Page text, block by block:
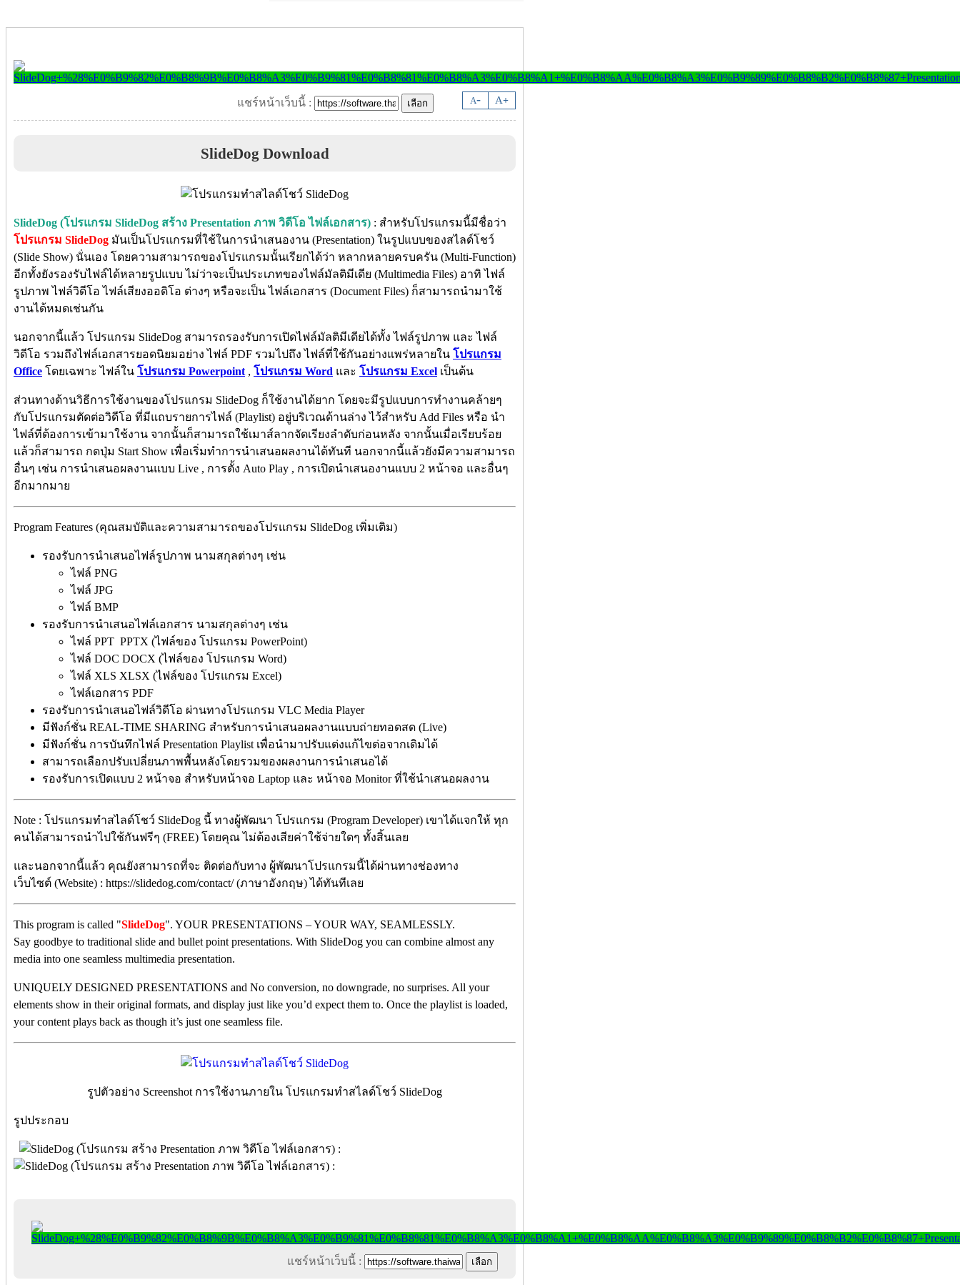
A- A+
แชร์หน้าเว็บนี้ :
SlideDog Download
SlideDog (โปรแกรม SlideDog สร้าง Presentation ภาพ วิดีโอ ไฟล์เอกสาร) : สำหรับโปรแกรมนี้มีชื่อว่า
โปรแกรม SlideDog มันเป็นโปรแกรมที่ใช้ในการนำเสนองาน (Presentation) ในรูปแบบของสไลด์โชว์
(Slide Show) นั่นเอง โดยความสามารถของโปรแกรมนั้นเรียกได้ว่า หลากหลายครบครัน (Multi-Function)
อีกทั้งยังรองรับไฟล์ได้หลายรูปแบบ ไม่ว่าจะเป็นประเภทของไฟล์มัลติมีเดีย (Multimedia Files) อาทิ ไฟล์
รูปภาพ ไฟล์วิดีโอ ไฟล์เสียงออดิโอ ต่างๆ หรือจะเป็น ไฟล์เอกสาร (Document Files) ก็สามารถนำมาใช้
งานได้หมดเช่นกัน
นอกจากนี้แล้ว โปรแกรม SlideDog สามารถรองรับการเปิดไฟล์มัลติมีเดียได้ทั้ง ไฟล์รูปภาพ และ ไฟล์
วิดีโอ รวมถึงไฟล์เอกสารยอดนิยมอย่าง ไฟล์ PDF รวมไปถึง ไฟล์ที่ใช้กันอย่างแพร่หลายใน โปรแกรม
Office โดยเฉพาะ ไฟล์ใน โปรแกรม Powerpoint , โปรแกรม Word และ โปรแกรม Excel เป็นต้น
ส่วนทางด้านวิธีการใช้งานของโปรแกรม SlideDog ก็ใช้งานได้ยาก โดยจะมีรูปแบบการทำงานคล้ายๆ
กับโปรแกรมตัดต่อวิดีโอ ที่มีแถบรายการไฟล์ (Playlist) อยู่บริเวณด้านล่าง ไว้สำหรับ Add Files หรือ นำ
ไฟล์ที่ต้องการเข้ามาใช้งาน จากนั้นก็สามารถใช้เมาส์ลากจัดเรียงลำดับก่อนหลัง จากนั้นเมื่อเรียบร้อย
แล้วก็สามารถ กดปุ่ม Start Show เพื่อเริ่มทำการนำเสนอผลงานได้ทันที นอกจากนี้แล้วยังมีความสามารถ
อื่นๆ เช่น การนำเสนอผลงานแบบ Live , การตั้ง Auto Play , การเปิดนำเสนองานแบบ 2 หน้าจอ และอื่นๆ
อีกมากมาย
Program Features (คุณสมบัติและความสามารถของโปรแกรม SlideDog เพิ่มเติม)
รองรับการนำเสนอไฟล์รูปภาพ นามสกุลต่างๆ เช่น
ไฟล์ PNG
ไฟล์ JPG
ไฟล์ BMP
รองรับการนำเสนอไฟล์เอกสาร นามสกุลต่างๆ เช่น
ไฟล์ PPT PPTX (ไฟล์ของ โปรแกรม PowerPoint)
ไฟล์ DOC DOCX (ไฟล์ของ โปรแกรม Word)
ไฟล์ XLS XLSX (ไฟล์ของ โปรแกรม Excel)
ไฟล์เอกสาร PDF
รองรับการนำเสนอไฟล์วิดีโอ ผ่านทางโปรแกรม VLC Media Player
มีฟังก์ชั่น REAL-TIME SHARING สำหรับการนำเสนอผลงานแบบถ่ายทอดสด (Live)
มีฟังก์ชั่น การบันทึกไฟล์ Presentation Playlist เพื่อนำมาปรับแต่งแก้ไขต่อจากเดิมได้
สามารถเลือกปรับเปลี่ยนภาพพื้นหลังโดยรวมของผลงานการนำเสนอได้
รองรับการเปิดแบบ 2 หน้าจอ สำหรับหน้าจอ Laptop และ หน้าจอ Monitor ที่ใช้นำเสนอผลงาน
Note : โปรแกรมทำสไลด์โชว์ SlideDog นี้ ทางผู้พัฒนา โปรแกรม (Program Developer) เขาได้แจกให้ ทุก
คนได้สามารถนำไปใช้กันฟรีๆ (FREE) โดยคุณ ไม่ต้องเสียค่าใช้จ่ายใดๆ ทั้งสิ้นเลย
และนอกจากนี้แล้ว คุณยังสามารถที่จะ ติดต่อกับทาง ผู้พัฒนาโปรแกรมนี้ได้ผ่านทางช่องทาง
เว็บไซต์ (Website) : https://slidedog.com/contact/ (ภาษาอังกฤษ) ได้ทันทีเลย
This program is called "SlideDog". YOUR PRESENTATIONS – YOUR WAY, SEAMLESSLY.
Say goodbye to traditional slide and bullet point presentations. With SlideDog you can combine almost any
media into one seamless multimedia presentation.
UNIQUELY DESIGNED PRESENTATIONS and No conversion, no downgrade, no surprises. All your
elements show in their original formats, and display just like you’d expect them to. Once the playlist is loaded,
your content plays back as though it’s just one seamless file.
รูปตัวอย่าง Screenshot การใช้งานภายใน โปรแกรมทำสไลด์โชว์ SlideDog
รูปประกอบ
แชร์หน้าเว็บนี้ :